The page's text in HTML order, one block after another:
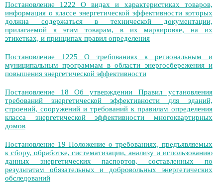
Постановление 1222 О видах и характеристиках товаров,
информация о классе энергетической эффективности которых
должна содержаться в технической документации,
прилагаемой к этим товарам, в их маркировке, на их
этикетках, и принципах правил определения
Постановление 1225 О требованиях к региональным и
муниципальным программам в области энергосбережения и
повышения энергетической эффективности
Постановление 18 Об утверждении Правил установления
требований энергетической эффективности для зданий,
строений, сооружений и требований к правилам определения
класса энергетической эффективности многоквартирных
домов
Постановление 19 Положение о требованиях, предъявляемых
к сбору, обработке, систематизации, анализу и использованию
данных энергетических паспортов, составленных по
результатам обязательных и добровольных энергетических
обследований